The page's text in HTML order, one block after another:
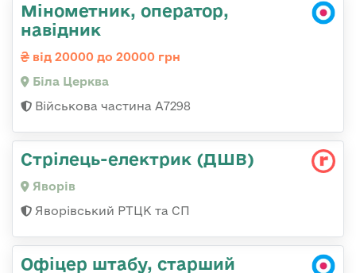
Мінометник, оператор,
навідник
від 20000 до 20000 грн
Біла Церква
Військова частина А7298
Стрілець-електрик (ДШВ)
Яворів
Яворівський РТЦК та СП
Офіцер штабу, старший